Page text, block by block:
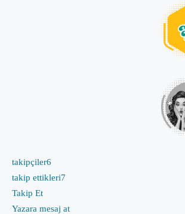
takipçiler6
takip ettikleri7
Takip Et
Yazara mesaj at